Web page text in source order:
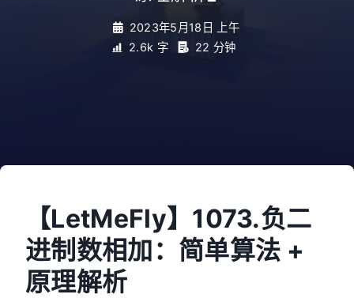
2023年5月18日 上午
2.6k 字
22 分钟
【LetMeFly】1073.负二
进制数相加：简单算法 +
原理解析